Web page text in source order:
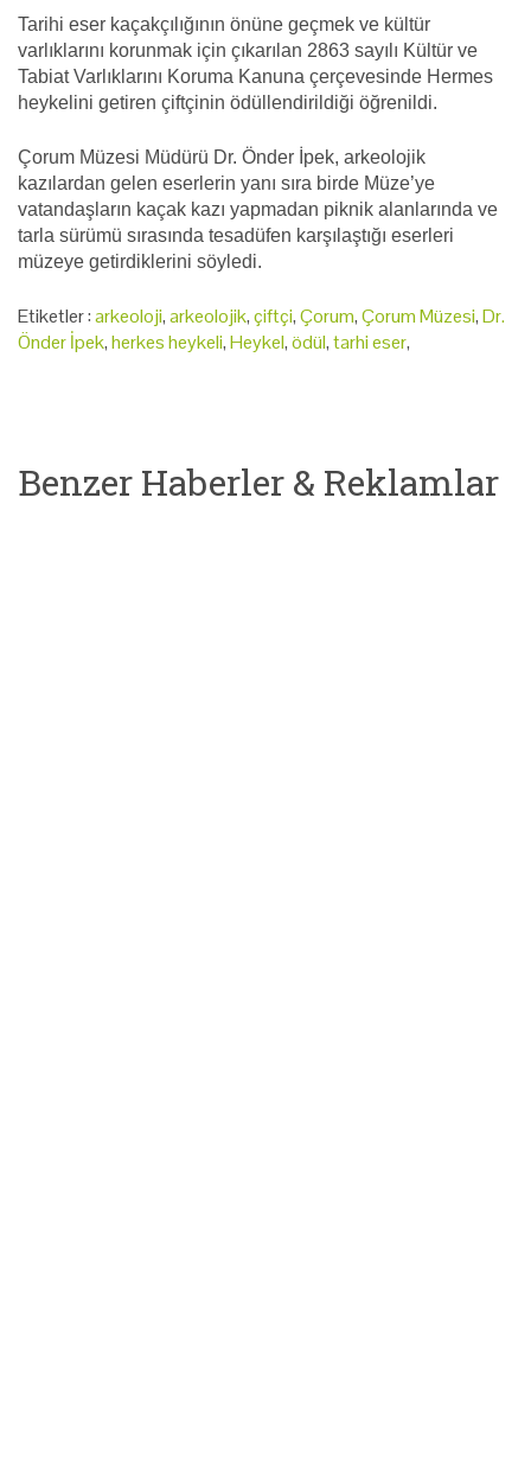
Tarihi eser kaçakçılığının önüne geçmek ve kültür
varlıklarını korunmak için çıkarılan 2863 sayılı Kültür ve
Tabiat Varlıklarını Koruma Kanuna çerçevesinde Hermes
heykelini getiren çiftçinin ödüllendirildiği öğrenildi.
Çorum Müzesi Müdürü Dr. Önder İpek, arkeolojik
kazılardan gelen eserlerin yanı sıra birde Müze’ye
vatandaşların kaçak kazı yapmadan piknik alanlarında ve
tarla sürümü sırasında tesadüfen karşılaştığı eserleri
müzeye getirdiklerini söyledi.
Etiketler :arkeoloji,arkeolojik,çiftçi,Çorum,Çorum Müzesi,Dr.
Önder İpek,herkes heykeli,Heykel,ödül,tarhi eser,
Benzer Haberler & Reklamlar